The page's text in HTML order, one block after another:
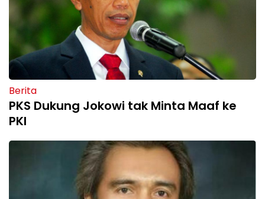
Berita
PKS Dukung Jokowi tak Minta Maaf ke
PKI